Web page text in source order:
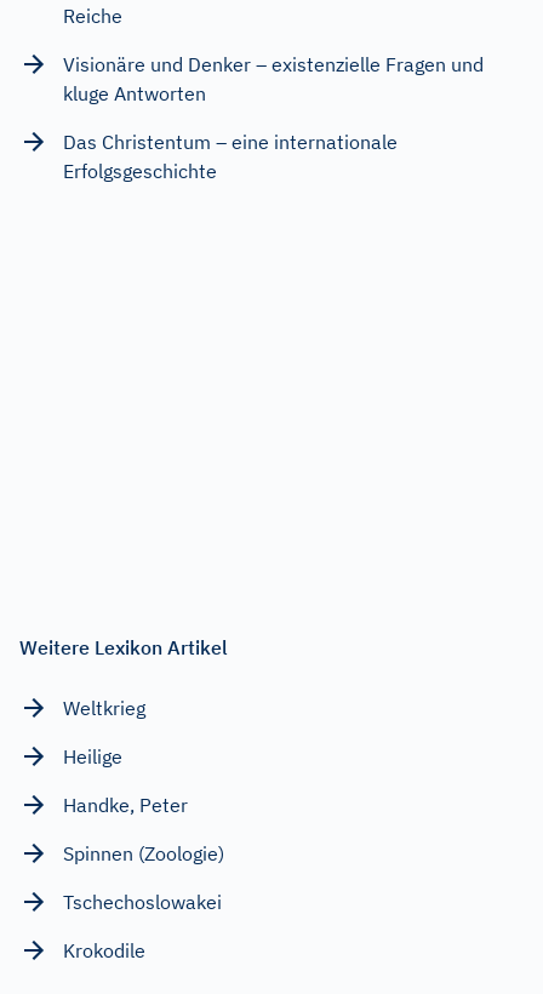
Reiche
Visionäre und Denker – existenzielle Fragen und
kluge Antworten
Das Christentum – eine internationale
Erfolgsgeschichte
Weitere Lexikon Artikel
Weltkrieg
Heilige
Handke, Peter
Spinnen (Zoologie)
Tschechoslowakei
Krokodile